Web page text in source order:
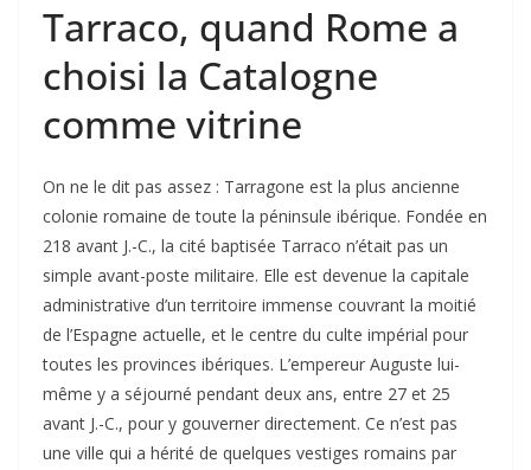
Tarraco, quand Rome a
choisi la Catalogne
comme vitrine
On ne le dit pas assez : Tarragone est la plus ancienne
colonie romaine de toute la péninsule ibérique. Fondée en
218 avant J.-C., la cité baptisée Tarraco n’était pas un
simple avant-poste militaire. Elle est devenue la capitale
administrative d’un territoire immense couvrant la moitié
de l’Espagne actuelle, et le centre du culte impérial pour
toutes les provinces ibériques. L’empereur Auguste lui-
même y a séjourné pendant deux ans, entre 27 et 25
avant J.-C., pour y gouverner directement. Ce n’est pas
une ville qui a hérité de quelques vestiges romains par